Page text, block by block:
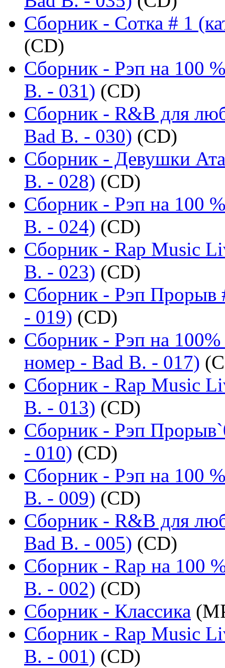
Сборник - Сотка # 1
(CD)
Сборник - Рэп на 100
B. - 031) (CD)
Сборник - R&B для
Bad B. - 030) (CD)
Сборник - Девушки
B. - 028) (CD)
Сборник - Рэп на 100
B. - 024) (CD)
Сборник - Rap Music
B. - 023) (CD)
Сборник - Рэп Прорыв
- 019) (CD)
Сборник - Рэп на
номер - Bad B. - 017)
Сборник - Rap Music
B. - 013) (CD)
Сборник - Рэп
- 010) (CD)
Сборник - Рэп на 100
B. - 009) (CD)
Сборник - R&B для
Bad B. - 005) (CD)
Сборник - Rap на 100
B. - 002) (CD)
Сборник - Классика
Сборник - Rap Music
B. - 001) (CD)